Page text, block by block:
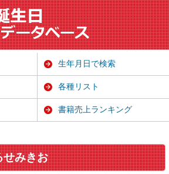
せみきお
生年月日で検索
各種リスト
書籍売上ランキング